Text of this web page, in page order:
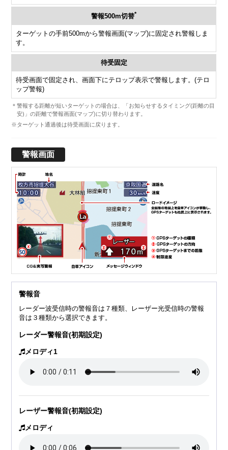
警報500m切替*
ターゲットの手前500mから警報画面(マップ)に固定され警報しま
す。
待受固定
待受画面で固定され、画面下にテロップ表示で警報します。(テロ
ップ警報)
＊警報する距離が短いターゲットの場合は、「お知らせするタイミング(距離の目
安)」の距離で警報画面(マップ)に切り替わります。
※ターゲット通過後は待受画面に戻ります。
警報画面
警報音
レーダー波受信時の警報音は７種類、レーザー光受信時の警報
音は３種類から選択できます。
レーダー警報音(初期設定)
メロディ1
レーザー警報音(初期設定)
メロディ